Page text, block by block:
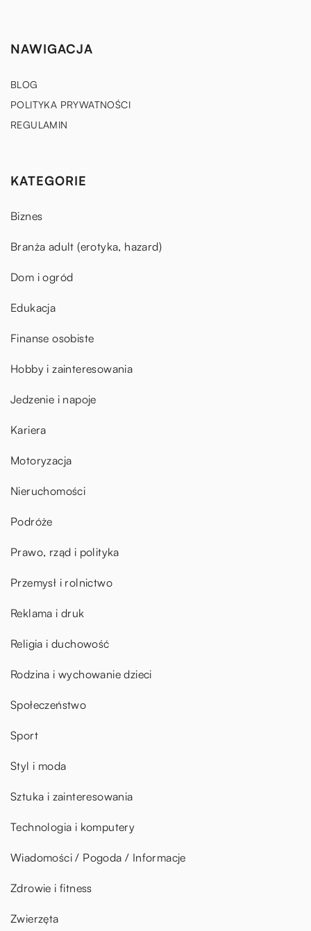
NAWIGACJA
BLOG
POLITYKA PRYWATNOŚCI
REGULAMIN
KATEGORIE
Biznes
Branża adult (erotyka, hazard)
Dom i ogród
Edukacja
Finanse osobiste
Hobby i zainteresowania
Jedzenie i napoje
Kariera
Motoryzacja
Nieruchomości
Podróże
Prawo, rząd i polityka
Przemysł i rolnictwo
Reklama i druk
Religia i duchowość
Rodzina i wychowanie dzieci
Społeczeństwo
Sport
Styl i moda
Sztuka i zainteresowania
Technologia i komputery
Wiadomości / Pogoda / Informacje
Zdrowie i fitness
Zwierzęta